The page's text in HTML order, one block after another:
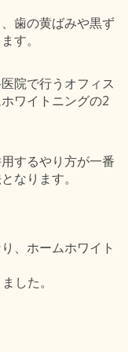
歯の黄ばみや黒ず
す。
院で行うオフィス
ワイトニングの2
するやり方が一番
なります。
、ホームホワイト
した。